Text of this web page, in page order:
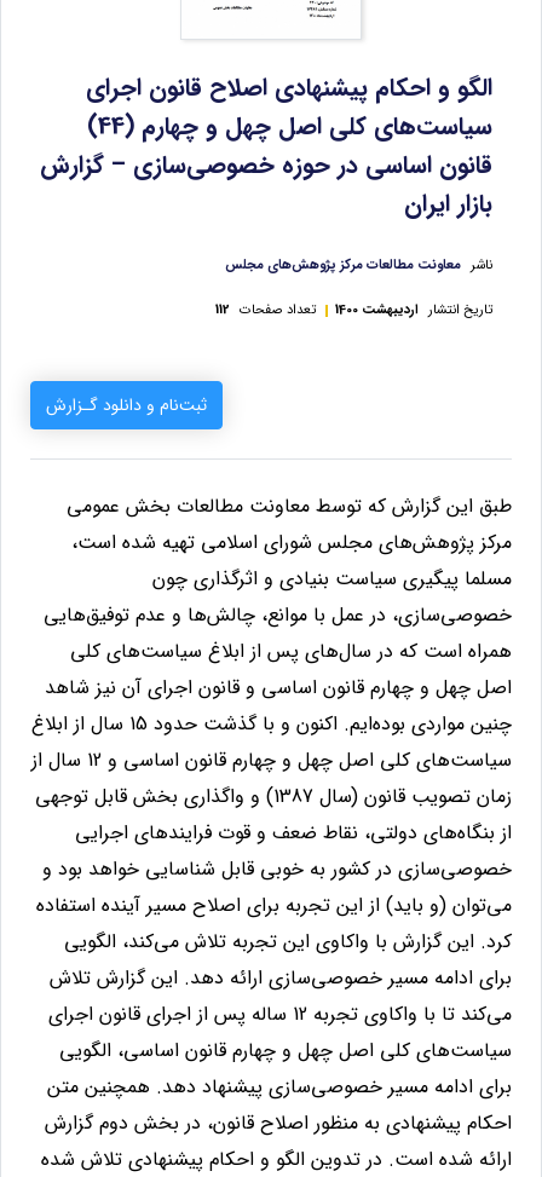
الگو و احكام پيشنهادی اصلاح قانون اجرای
سياست‌های كلی اصل چهل و چهارم (44)
قانون اساسی در حوزه خصوصی‌سازی – گزارش
بازار ایران
ناشر معاونت مطالعات مرکز پژوهش‌های مجلس
تاریخ انتشار اردیبهشت 1400 تعداد صفحات 112
ثبت‌نام و دانلود گـزارش
طبق این گزارش که توسط معاونت مطالعات بخش عمومی
مرکز پژوهش‌های مجلس شورای اسلامی تهیه شده است،
مسلما پيگيری سياست بنيادی و اثرگذاری چون
خصوصی‌سازی، در عمل با موانع، چالش‌ها و عدم توفيق‌هايی
همراه است كه در سال‌های پس از ابلاغ سياست‌های كلی
اصل چهل و چهارم قانون اساسی و قانون اجرای آن نيز شاهد
چنين مواردی بوده‌ايم. اكنون و با گذشت حدود 15 سال از ابلاغ
سیاست‌های كلی اصل چهل و چهارم قانون اساسی و 12 سال از
زمان تصويب قانون
(سال 1387) و واگذاری بخش قابل توجهی
از بنگاه‌های دولتی، نقاط ضعف و قوت فرايندهای اجرايی
خصوصی‌سازی در كشور به خوبی قابل شناسايی خواهد بود و
می‌توان (و بايد) از اين تجربه برای اصلاح مسير آينده استفاده
كرد. اين گزارش با واكاوی اين تجربه تلاش می‌كند، الگويی
برای ادامه مسير خصوصی‌سازی ارائه دهد. اين گزارش تلاش
می‌كند تا با واكاوی تجربه 12 ساله پس از اجرای قانون اجرای
سياست‌های كلی اصل چهل و چهارم قانون اساسی، الگويی
برای ادامه مسير خصوصی‌سازی پيشنهاد دهد. همچنين متن
احكام پيشنهادی به منظور اصلاح قانون، در بخش دوم گزارش
ارائه شده است. در تدوين الگو و احكام پيشنهادی تلاش شده